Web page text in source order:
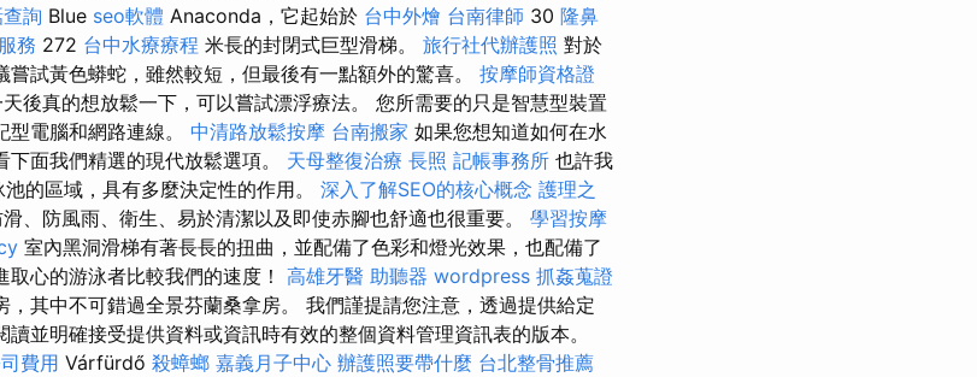
詢 Blue seo軟體 Anaconda，它起始於 台中外燴 台南律師 30 隆鼻
務 272 台中水療療程 米長的封閉式巨型滑梯。 旅行社代辦護照 對於
試黃色蟒蛇，雖然較短，但最後有一點額外的驚喜。 按摩師資格證
後真的想放鬆一下，可以嘗試漂浮療法。 您所需要的只是智慧型裝置
型電腦和網路連線。 中清路放鬆按摩 台南搬家 如果您想知道如何在水
面我們精選的現代放鬆選項。 天母整復治療 長照 記帳事務所 也許我
的區域，具有多麼決定性的作用。 深入了解SEO的核心概念 護理之
、防風雨、衛生、易於清潔以及即使赤腳也舒適也很重要。 學習按摩
室內黑洞滑梯有著長長的扭曲，並配備了色彩和燈光效果，也配備了
心的游泳者比較我們的速度！ 高雄牙醫 助聽器 wordpress 抓姦蒐證
其中不可錯過全景芬蘭桑拿房。 我們謹提請您注意，透過提供給定
並明確接受提供資料或資訊時有效的整個資料管理資訊表的版本。
費用 Várfürdő 殺蟑螂 嘉義月子中心 辦護照要帶什麼 台北整骨推薦